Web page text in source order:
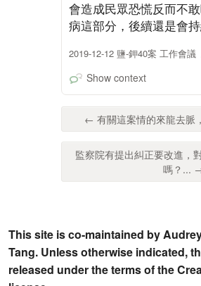
會造成民眾恐慌反而不
病這部分，後續還是會持
2019-12-12 鹽-鉀40案 工作會議
Show context
← 有關這案情的來龍去脈
監察院有提出糾正要改進，
嗎？...
This site is co-maintained by
Tang. Unless otherwise indicated,
released under the terms of the